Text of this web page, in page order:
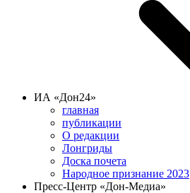
ИА «Дон24»
главная
публикации
О редакции
Лонгриды
Доска почета
Народное признание 2023
Пресс-Центр «Дон-Медиа»